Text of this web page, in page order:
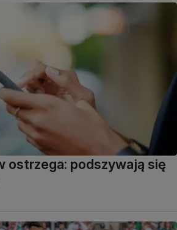
ostrzega: podszywają się